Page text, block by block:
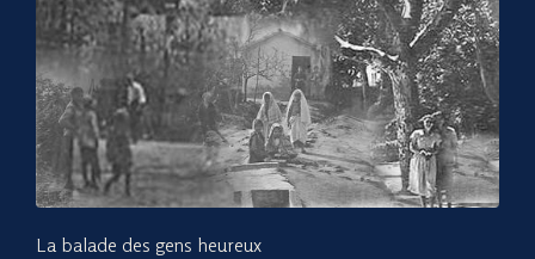
La balade des gens heureux